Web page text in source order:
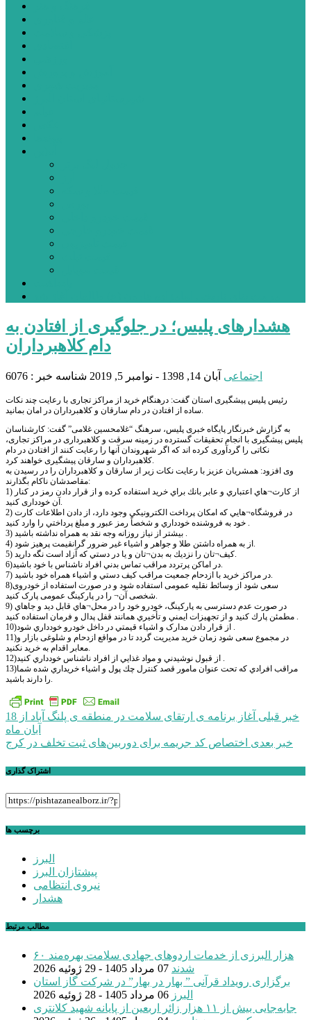
هشدارهای پلیس؛ در جلوگیری از افتادن به
دام کلاهبرداران
اجتماعی آبان 14, 1398 - نوامبر 5, 2019 شناسه خبر : 6076
رئیس پلیس پیشگیری استان گفت: درهنگام خرید از مراکز تجاری با رعایت چند نکات
ساده از افتادن در دام سارقان و کلاهبرداران در امان بمانید.
به گزارش خبرنگار پایگاه خبری پلیس، سرهنگ “غلامحسین غلامی” گفت: کارشناسان
پلیس پیشگیری با انجام تحقیقات گسترده در زمینه سرقت و کلاهبرداری در مراکز تجاری،
نکاتی را گردآوری کرده اند که اگر شهروندان آنها را رعایت کنند از افتادن در دام
کلاهبرداران و سارقان پیشگیری خواهند کرد.
وی افزود: همشریان عزیز با رعایت نکات زیر از سارقان و کلاهبرداران را در رسیدن به
مقاصدشان ناکام بگذارند:
1) از كارت¬هاي اعتباري و عابر بانك براي خريد استفاده کرده و از قرار دادن رمز در کنار
آن خودداری کنید.
2) در فروشگاه¬هايي كه امكان پرداخت الكترونيكي وجود دارد، از دادن اطلاعات كارت
خود به فروشنده خودداري و شخصاً رمز عبور و مبلغ پرداختي را وارد کنید .
3) بيشتر از نياز روزانه وجه نقد به همراه نداشته باشيد .
4) از به همراه داشتن طلا و جواهر و اشياء غير ضرور گرانقيمت پرهيز شود.
5) كيف¬تان را نزديك به بدن¬تان و يا در دستي كه آزاد است نگه داريد.
6)در اماكن پرتردد مراقب تماس بدني افراد ناشناس با خود باشيد.
7) در مراكز خريد با ازدحام جمعيت مراقب كيف دستي و اشياء همراه خود باشيد.
8)سعی شود از وسائط نقلیه عمومی استفاده شود و در صورت استفاده از خودروی
شخصی آن¬ را در پارکینگ عمومی پارک کنید.
9) در صورت عدم دسترسی به پارکینگ، خودرو خود را در محل¬هاي قابل ديد و جاهاي
مطمئن پارك کنید و از تجهيزات ايمني و تأخيري همانند قفل پدال و فرمان استفاده کنید .
10)از قرار دادن مدارک و اشياء قيمتي در داخل خودرو خودداري شود .
11)در مجموع سعی شود زمان خرید مدیریت گردد تا در مواقع ازدحام و شلوغی بازار و
معابر اقدام به خرید نکنید.
12)از قبول نوشيدني و مواد غذايي از افراد ناشناس خودداري کنید .
13)مراقب افرادي كه تحت عنوان مامور قصد كنترل چك پول و اشياء خريداري شده شما
را دارند باشيد.
راهبری
نوشته
خبر قبلی
آغاز برنامه ی ارتقای سلامت در منطقه ی پلنگ آباد از 18
آبان ماه
خبر بعدی اختصاص کد جریمه برای دوربین‌های ثبت تخلف در کرج
اشتراک گذاری
برچسب ها
البرز
پیشتازان البرز
نیروی انتظامی
هشدار
مطالب مرتبط
۶۰ هزار البرزی از خدمات اردوهای جهادی سلامت بهره‌مند
شدند 07 مرداد 1405 - 29 ژوئیه 2026
برگزاری رویداد قرآنی ” بهار در بهار” در شرکت گاز استان
البرز 06 مرداد 1405 - 28 ژوئیه 2026
جابه‌جایی بیش از ۱۱ هزار زائر اربعین از پایانه شهید کلانتری